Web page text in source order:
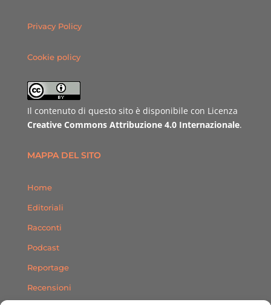
Privacy Policy
Cookie policy
Il contenuto di questo sito è disponibile con Licenza
Creative Commons Attribuzione 4.0 Internazionale.
MAPPA DEL SITO
Home
Editoriali
Racconti
Podcast
Reportage
Recensioni